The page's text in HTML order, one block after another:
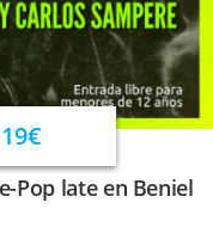
19€
Pop late en Beniel